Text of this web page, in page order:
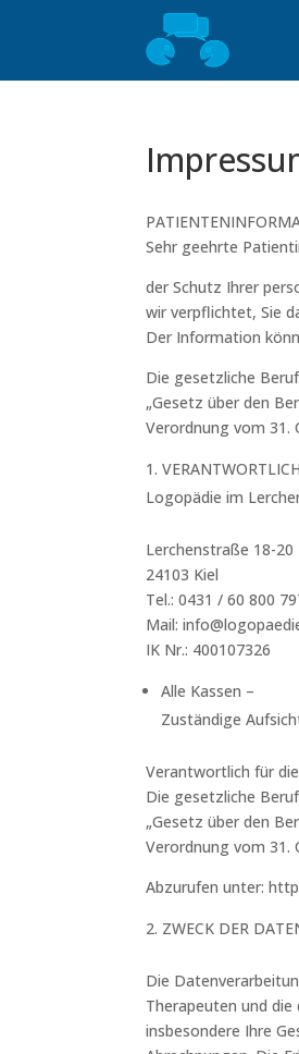
Sehr geehrte
der Schutz Ihrer
wir verpflichtet, Sie
Der Information
Die gesetzliche
„Gesetz über den
Verordnung vom 31.
Logopädie im
Lerchenstraße 18-20
24103 Kiel
Tel.: 0431 / 60 800
Mail:
IK Nr.: 400107326
Alle Kassen –
Zuständige
Verantwortlich für
Die gesetzliche
„Gesetz über den
Verordnung vom 31.
Abzurufen unter:
ZWECK DER
Die
Therapeuten und
insbesondere Ihre